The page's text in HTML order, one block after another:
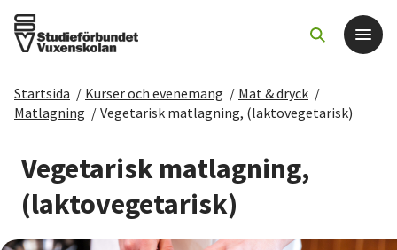
Det här gör vi
För dig som
Sök kurser och evenemang
Startsida / Kurser och evenemang / Mat & dryck /
Matlagning / Vegetarisk matlagning, (laktovegetarisk)
Vegetarisk matlagning,
(laktovegetarisk)